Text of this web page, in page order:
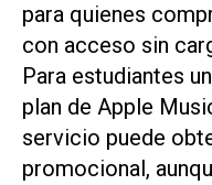
para quienes
con acceso sin
Para estudiantes
plan de Apple
servicio puede
promocional,